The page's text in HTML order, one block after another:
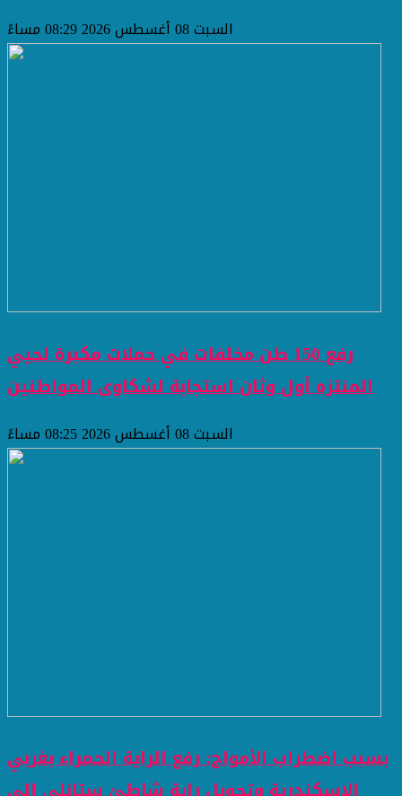
السبت 08 أغسطس 2026 08:29 مساءً
رفع 150 طن مخلفات في حملات مكبرة لحيي
المنتزه أول وثان استجابة لشكاوى المواطنين
السبت 08 أغسطس 2026 08:25 مساءً
بسبب اضطراب الأمواج: رفع الراية الحمراء بغربي